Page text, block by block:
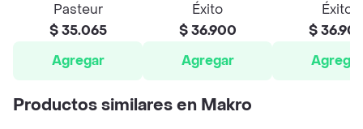
Pasteur
$ 35.065
Agregar
Éxito
$ 36.900
Agregar
Éxito
$
Agregar
Productos similares en Makro